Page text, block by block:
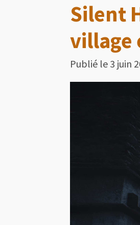
Silent
village
Publié le 3 juin